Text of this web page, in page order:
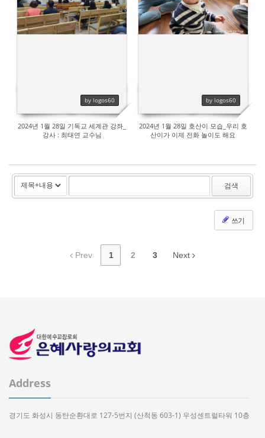
by logos60
2024년 1월 28일 기독교 세계관 강좌_
강사 : 최태연 교수님
by logos60
2024년 1월 28일 호산이 모습_우리 호
산이가 이제 전화 놀이도 해요
검색
쓰기
Prev 1 2 3 Next
Address
경기도 화성시 동탄순환대로 127-5번지 (산척동 603-1) 우성센트럴타워 10층